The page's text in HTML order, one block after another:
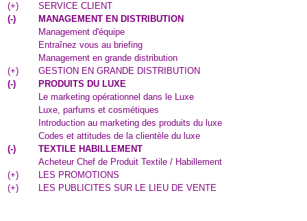
(+)
SERVICE CLIENT
(-)
MANAGEMENT EN DISTRIBUTION
Management d'équipe
Entraînez vous au briefing
Management en grande distribution
(+)
GESTION EN GRANDE DISTRIBUTION
(-)
PRODUITS DU LUXE
Le marketing opérationnel dans le Luxe
Luxe, parfums et cosmétiques
Introduction au marketing des produits du luxe
Codes et attitudes de la clientèle du luxe
(-)
TEXTILE HABILLEMENT
Acheteur Chef de Produit Textile / Habillement
(+)
LES PROMOTIONS
(+) LES PUBLICITES SUR LE LIEU DE VENTE